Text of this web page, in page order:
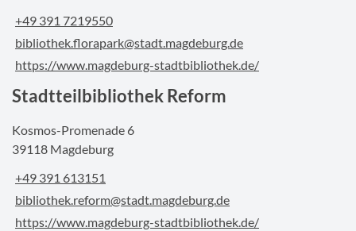
+49 391 7219550
bibliothek.florapark@stadt.magdeburg.de
https://www.magdeburg-stadtbibliothek.de/
Stadtteilbibliothek Reform
Kosmos-Promenade 6
39118 Magdeburg
+49 391 613151
bibliothek.reform@stadt.magdeburg.de
https://www.magdeburg-stadtbibliothek.de/